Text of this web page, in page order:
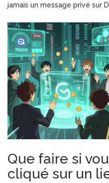
jamais un message privé sur
Que faire si
cliqué sur un